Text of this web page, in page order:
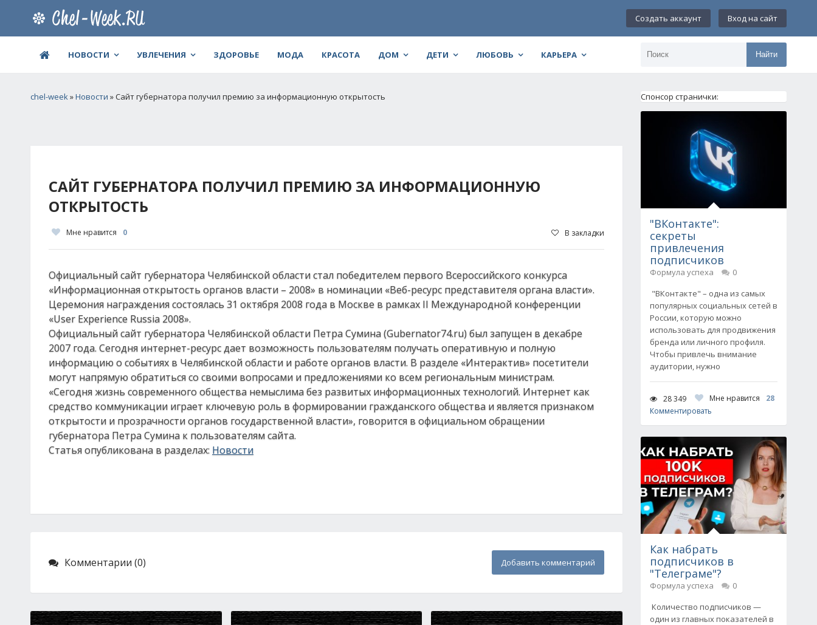
Создать аккаунт Вход на сайт
НОВОСТИ УВЛЕЧЕНИЯ ЗДОРОВЬЕ МОДА КРАСОТА ДОМ ДЕТИ ЛЮБОВЬ КАРЬЕРА Найти
chel-week»Новости » Сайт губернатора получил премию за информационную открытость
САЙТ ГУБЕРНАТОРА ПОЛУЧИЛ ПРЕМИЮ ЗА ИНФОРМАЦИОННУЮ
ОТКРЫТОСТЬ
Мне нравится 0 В закладки
Официальный сайт губернатора Челябинской области стал победителем первого Всероссийского конкурса
«Информационная открытость органов власти – 2008» в номинации «Веб-ресурс представителя органа власти».
Церемония награждения состоялась 31 октября 2008 года в Москве в рамках II Международной конференции
«User Experience Russia 2008».
Официальный сайт губернатора Челябинской области Петра Сумина (Gubernator74.ru) был запущен в декабре
2007 года. Сегодня интернет-ресурс дает возможность пользователям получать оперативную и полную
информацию о событиях в Челябинской области и работе органов власти. В разделе «Интерактив» посетители
могут напрямую обратиться со своими вопросами и предложениями ко всем региональным министрам.
«Сегодня жизнь современного общества немыслима без развитых информационных технологий. Интернет как
средство коммуникации играет ключевую роль в формировании гражданского общества и является признаком
открытости и прозрачности органов государственной власти», говорится в официальном обращении
губернатора Петра Сумина к пользователям сайта.
Статья опубликована в разделах: Новости
Комментарии (0) Добавить комментарий
Спонсор странички:
"ВКонтакте":
секреты
привлечения
подписчиков
Формула успеха
0
"ВКонтакте" – одна из самых
популярных социальных сетей в
России, которую можно
использовать для продвижения
бренда или личного профиля.
Чтобы привлечь внимание
аудитории, нужно
28 349 Мне нравится
28
Комментировать
Как набрать
подписчиков в
"Телеграме"?
Формула успеха
0
Количество подписчиков —
один из главных показателей в